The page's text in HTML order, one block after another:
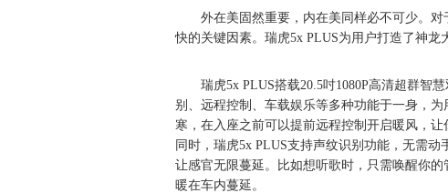
外在美固然重要，内在美同样必不可少。
快的关键因素。瑞虎5x PLUS为用户打造了神龙
瑞虎5x PLUS搭载20.5吋1080P高清超群智
别、远程控制、车载娱乐等多种功能于一身，
寒，在入座之前可以提前远程控制开启暖风，
同时，瑞虎5x PLUS支持声纹识别功能，无需
让感官无限蔓延。比如想听歌时，只需唤醒你
暖在车内蔓延。